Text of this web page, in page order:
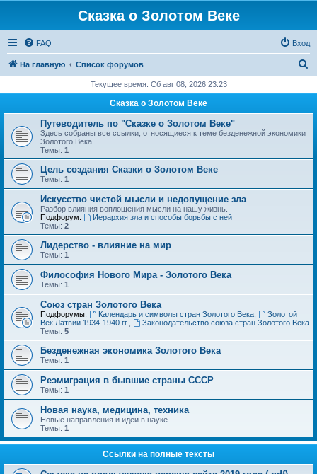
Сказка о Золотом Веке
FAQ Вход
На главную Список форумов
с
Текущее время: Сб авг 08, 2026 23:23
Сказка о Золотом Веке
Путеводитель по "Сказке о Золотом Веке"
Здесь собраны все ссылки, относящиеся к теме безденежной экономики
Золотого Века
Темы: 1
Цель создания Сказки о Золотом Веке
Темы: 1
Искусство чистой мысли и недопущение зла
Разбор влияния воплощения мысли на нашу жизнь.
Подфорум:
Иерархия зла и способы борьбы с ней
Темы: 2
Лидерство - влияние на мир
Темы: 1
Философия Нового Мира - Золотого Века
Темы: 1
Cоюз стран Золотого Века
Подфорумы: Календарь и символы стран Золотого Века,
Золотой
Век Латвии 1934-1940 гг.
Законодательство союза стран Золотого Века
Темы: 5
Безденежная экономика Золотого Века
Темы: 1
Реэмиграция в бывшие страны СССР
Темы: 1
Новая наука, медицина, техника
Новые направления и идеи в науке
Темы: 1
Ссылки на полные тексты